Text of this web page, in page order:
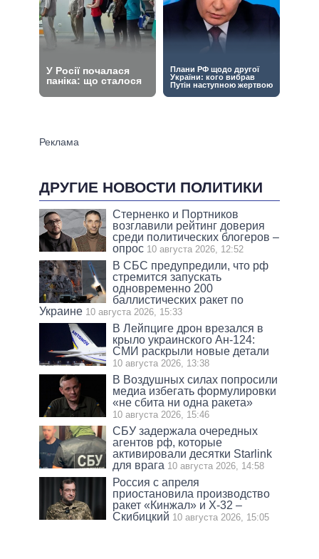
ДРУГИЕ НОВОСТИ ПОЛИТИКИ
Стерненко и Портников
возглавили рейтинг доверия
среди политических блогеров –
опрос 10 августа 2026, 12:52
В СБС предупредили, что рф
стремится запускать
одновременно 200
баллистических ракет по
Украине 10 августа 2026, 15:33
В Лейпциге дрон врезался в
крыло украинского Ан-124:
СМИ раскрыли новые детали
10 августа 2026, 13:38
В Воздушных силах попросили
медиа избегать формулировки
«не сбита ни одна ракета»
10 августа 2026, 15:46
СБУ задержала очередных
агентов рф, которые
активировали десятки Starlink
для врага 10 августа 2026, 14:58
Россия с апреля
приостановила производство
ракет «Кинжал» и Х-32 –
Скибицкий 10 августа 2026, 15:05